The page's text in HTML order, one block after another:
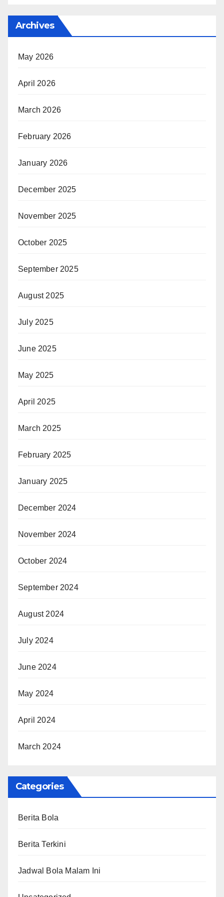
Archives
May 2026
April 2026
March 2026
February 2026
January 2026
December 2025
November 2025
October 2025
September 2025
August 2025
July 2025
June 2025
May 2025
April 2025
March 2025
February 2025
January 2025
December 2024
November 2024
October 2024
September 2024
August 2024
July 2024
June 2024
May 2024
April 2024
March 2024
Categories
Berita Bola
Berita Terkini
Jadwal Bola Malam Ini